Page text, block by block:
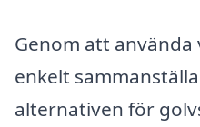
Genom att
enkelt
alternativen för